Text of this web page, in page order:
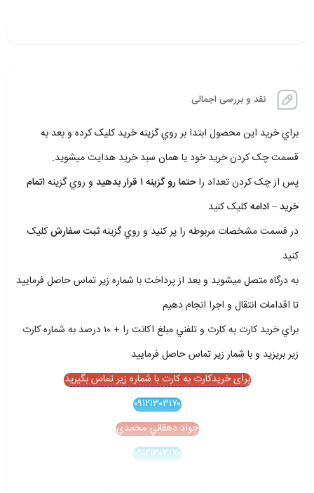
نقد و بررسی اجمالی
براي خريد اين محصول ابتدا بر روي گزينه خريد کليک کرده و بعد به
قسمت چک کردن خريد خود يا همان سبد خريد هدايت ميشويد.
پس از چک کردن تعداد راحتما رو گزينه ۱ قرار بدهيد و روي گزينهاتمام
خريد – ادامهکليک کنيد
در قسمت مشخصات مربوطه را پر کنيد و روي گزينهثبت سفارشکليک
کنيد
به درگاه متصل ميشويد و بعد از پرداخت با شماره زير تماس حاصل فرماييد
تا اقدامات انتقال و اجرا انجام دهيم
براي خريد کارت به کارت و تلفني مبلغ اکانت را + ۱۰ درصد به شماره کارت
زير بريزيد و با شمار زير تماس حاصل فرماييد
برای خریدکارت به کارت با شماره زیر تماس بگیرید
۰۹۱۲۱۳۰۳۱۷۰
جواد دهقاني محمدي
۰۹۱۲۱۳۰۳۱۷۰